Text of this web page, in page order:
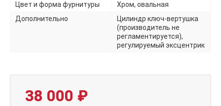
Цвет и форма фурнитуры
Хром, овальная
Дополнительно
Цилиндр ключ-вертушка
(производитель не
регламентируется),
регулируемый эксцентрик
38 000 ₽